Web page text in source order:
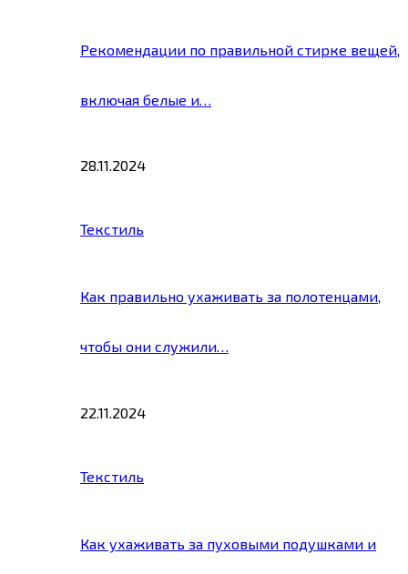
Рекомендации по правильной стирке вещей,
включая белые и…
28.11.2024
Текстиль
Как правильно ухаживать за полотенцами,
чтобы они служили…
22.11.2024
Текстиль
Как ухаживать за пуховыми подушками и